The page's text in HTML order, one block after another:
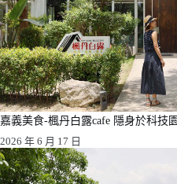
嘉義美食-楓丹白露cafe 隱身於科技
2026 年 6 月 17 日